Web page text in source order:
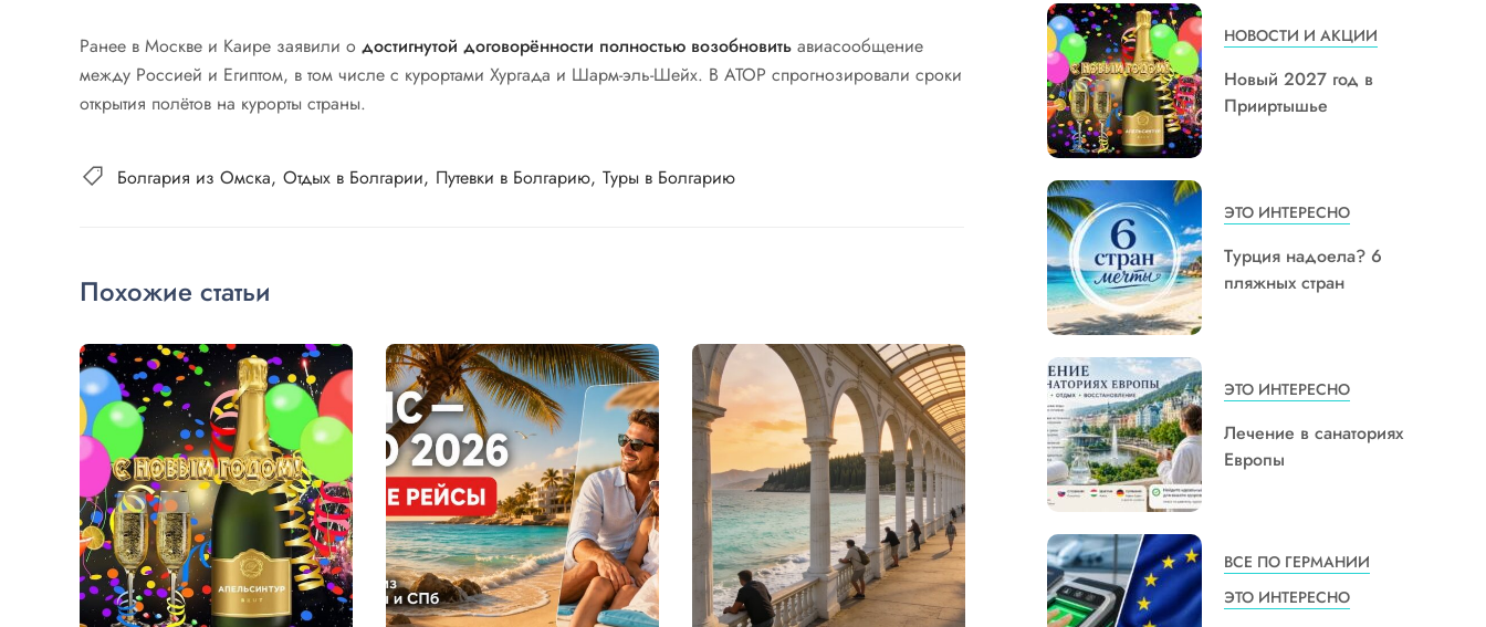
Ранее в Москве и Каире заявили о достигнутой договорённости полностью возобновить авиасообщение
между Россией и Египтом, в том числе с курортами Хургада и Шарм-эль-Шейх. В АТОР спрогнозировали сроки
открытия полётов на курорты страны.
Болгария из Омска Отдых в Болгарии Путевки в Болгарию Туры в Болгарию
Похожие статьи
НОВОСТИ И АКЦИИ
Новый 2027 год в
Прииртышье
ЭТО ИНТЕРЕСНО
Турция надоела? 6
пляжных стран
ЭТО ИНТЕРЕСНО
Лечение в санаториях
Европы
ВСЕ ПО ГЕРМАНИИ
ЭТО ИНТЕРЕСНО